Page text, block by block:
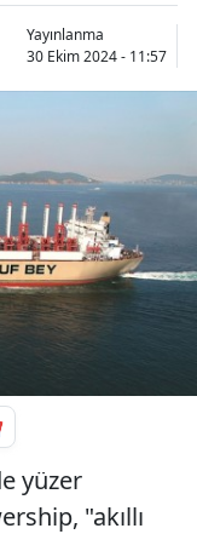
Yayınlanma
30 Ekim 2024 - 11:57
yüzer
"akıllı